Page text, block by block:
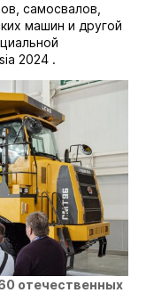
самосвалов,
машин и другой
2024 .
отечественных